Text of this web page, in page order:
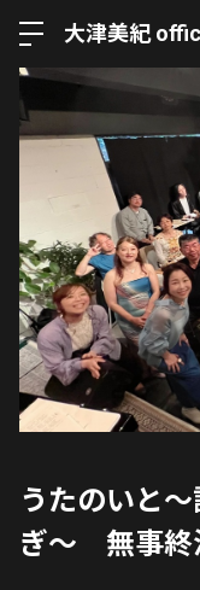
大津美紀
うたのいと
ぎ〜 無事終